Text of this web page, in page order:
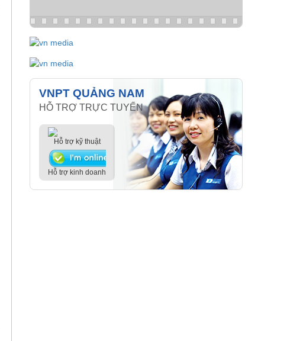
VNPT QUẢNG NAM
HỖ TRỢ TRỰC TUYẾN
Hỗ trợ kỹ thuật
Hỗ trợ kinh doanh